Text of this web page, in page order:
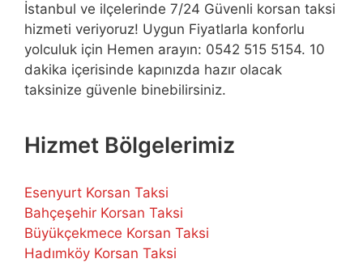
İstanbul ve ilçelerinde 7/24 Güvenli korsan taksi
hizmeti veriyoruz! Uygun Fiyatlarla konforlu
yolculuk için Hemen arayın: 0542 515 5154. 10
dakika içerisinde kapınızda hazır olacak
taksinize güvenle binebilirsiniz.
Hizmet Bölgelerimiz
Esenyurt Korsan Taksi
Bahçeşehir Korsan Taksi
Büyükçekmece Korsan Taksi
Hadımköy Korsan Taksi